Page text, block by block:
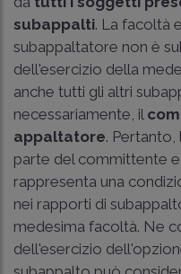
subappalti. La facoltà
subappaltatore non è
dell'esercizio della
anche tutti gli altri
necessariamente, il
appaltatore.
parte del committente
rappresenta una
nei rapporti di
medesima facoltà. Ne
dell'esercizio